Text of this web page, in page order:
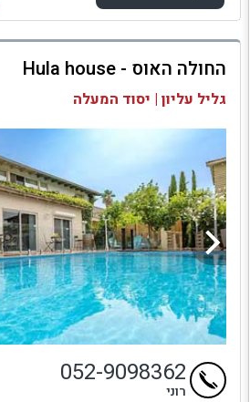
למתחם זה
בדיקת זמינות ומחירים
החולה האוס - Hula house
גליל עליון | יסוד המעלה
052-9098362
רוני